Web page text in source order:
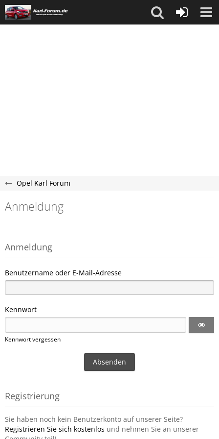
Opel Karl Forum
Anmeldung
Anmeldung
Benutzername oder E-Mail-Adresse
Kennwort
Kennwort vergessen
Registrierung
Sie haben noch kein Benutzerkonto auf unserer Seite?
Registrieren Sie sich kostenlos und nehmen Sie an unserer